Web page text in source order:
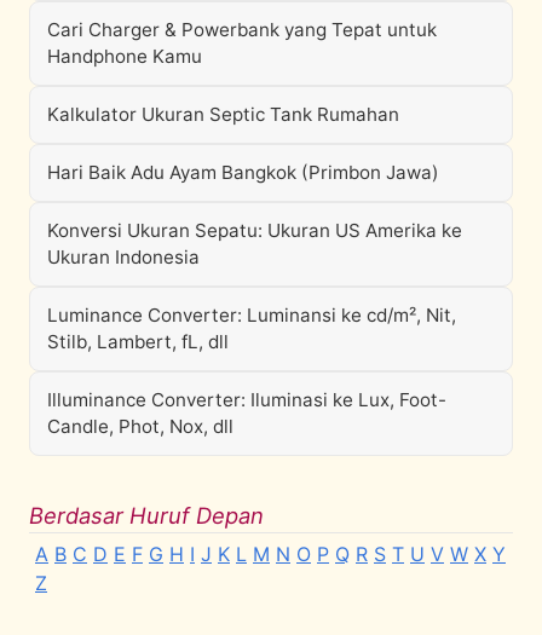
Cari Charger & Powerbank yang Tepat untuk
Handphone Kamu
Kalkulator Ukuran Septic Tank Rumahan
Hari Baik Adu Ayam Bangkok (Primbon Jawa)
Konversi Ukuran Sepatu: Ukuran US Amerika ke
Ukuran Indonesia
Luminance Converter: Luminansi ke cd/m², Nit,
Stilb, Lambert, fL, dll
Illuminance Converter: Iluminasi ke Lux, Foot-
Candle, Phot, Nox, dll
Berdasar Huruf Depan
A B C D E F G H I J K L M N O P Q R S T U V W X Y
Z